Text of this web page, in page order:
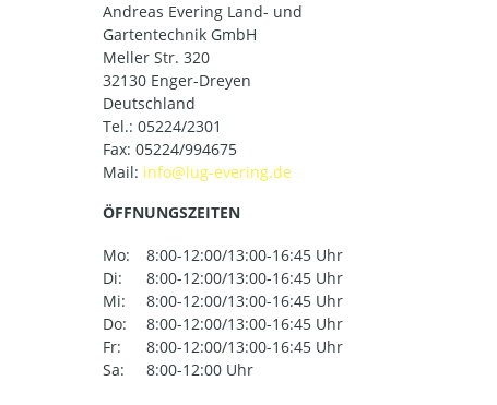
Andreas Evering Land- und
Gartentechnik GmbH
Meller Str. 320
32130 Enger-Dreyen
Deutschland
Tel.: 05224/2301
Fax: 05224/994675
Mail:
ÖFFNUNGSZEITEN
Mo:
8:00-12:00/13:00-16:45 Uhr
Di:
8:00-12:00/13:00-16:45 Uhr
Mi:
8:00-12:00/13:00-16:45 Uhr
Do:
8:00-12:00/13:00-16:45 Uhr
Fr:
8:00-12:00/13:00-16:45 Uhr
Sa:
8:00-12:00 Uhr